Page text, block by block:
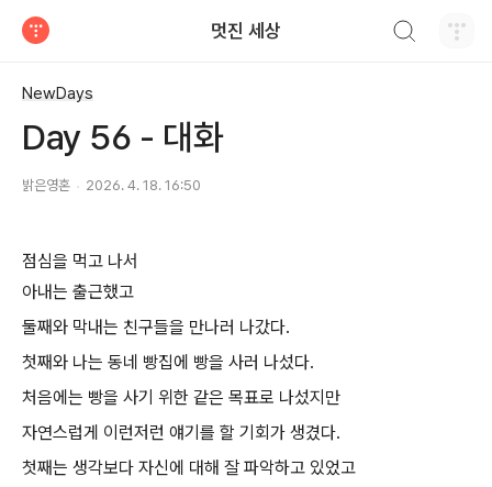
멋진 세상
NewDays
Day 56 - 대화
밝은영혼 2026. 4. 18. 16:50
점심을 먹고 나서
아내는 출근했고
둘째와 막내는 친구들을 만나러 나갔다.
첫째와 나는 동네 빵집에 빵을 사러 나섰다.
처음에는 빵을 사기 위한 같은 목표로 나섰지만
자연스럽게 이런저런 얘기를 할 기회가 생겼다.
첫째는 생각보다 자신에 대해 잘 파악하고 있었고